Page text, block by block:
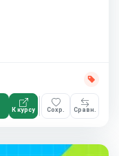
К курсу Сохр. Сравн.